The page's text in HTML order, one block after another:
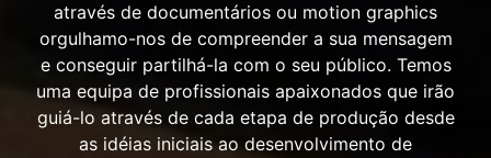
através de documentários ou motion graphics
orgulhamo-nos de compreender a sua mensagem
e conseguir partilhá-la com o seu público. Temos
uma equipa de profissionais apaixonados que irão
guiá-lo através de cada etapa de produção desde
as idéias iniciais ao desenvolvimento de